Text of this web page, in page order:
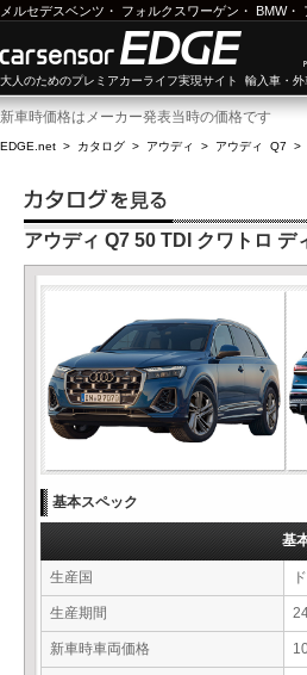
メルセデスベンツ ・ フォルクスワーゲン ・ BMW・
大人のためのプレミアカーライフ実現サイト 輸入車・
新車時価格はメーカー発表当時の価格です
EDGE.net > カタログ > アウディ > アウディ Q7 >
アウディ Q7 50 TDI クワトロ デ
基本スペック
基
生産国
生産期間
新車時車両価格